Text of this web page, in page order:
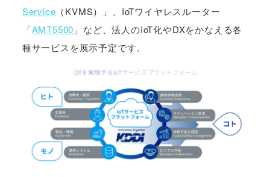
Service （KVMS）」、IoTワイヤレスルーター
「AMT5500 」など、法人のIoT化やDXをかなえる各
種サービスを展示予定です。